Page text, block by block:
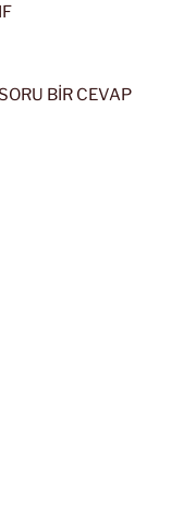
BİR CEVAP